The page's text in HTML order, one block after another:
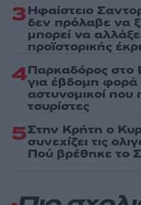
3Ηφαίστειο
δεν πρόλαβε να
μπορεί να
προϊστορικής
4Παρκαδόρος
για έβδομη
αστυνομικοί
τουρίστες
5Στην Κρήτη ο
συνεχίζει τις
Πού βρέθηκε το